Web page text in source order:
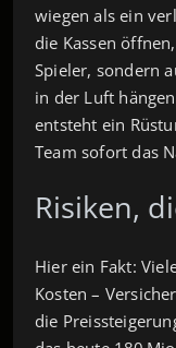
wiegen als ein
die Kassen
Spieler, sondern
in der Luft
entsteht ein
Team sofort das
Risiken,
Hier ein Fakt:
Kosten –
die